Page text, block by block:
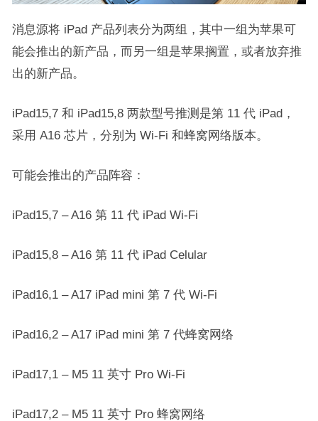
消息源将 iPad 产品列表分为两组，其中一组为苹果可
能会推出的新产品，而另一组是苹果搁置，或者放弃推
出的新产品。
iPad15,7 和 iPad15,8 两款型号推测是第 11 代 iPad，
采用 A16 芯片，分别为 Wi-Fi 和蜂窝网络版本。
可能会推出的产品阵容：
iPad15,7 – A16 第 11 代 iPad Wi-Fi
iPad15,8 – A16 第 11 代 iPad Celular
iPad16,1 – A17 iPad mini 第 7 代 Wi-Fi
iPad16,2 – A17 iPad mini 第 7 代蜂窝网络
iPad17,1 – M5 11 英寸 Pro Wi-Fi
iPad17,2 – M5 11 英寸 Pro 蜂窝网络